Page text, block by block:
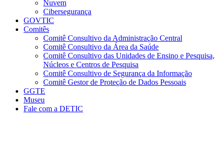
Nuvem
Cibersegurança
GOVTIC
Comitês
Comitê Consultivo da Administração Central
Comitê Consultivo da Área da Saúde
Comitê Consultivo das Unidades de Ensino e Pesquisa,
Núcleos e Centros de Pesquisa
Comitê Consultivo de Segurança da Informação
Comitê Gestor de Proteção de Dados Pessoais
GGTE
Museu
Fale com a DETIC